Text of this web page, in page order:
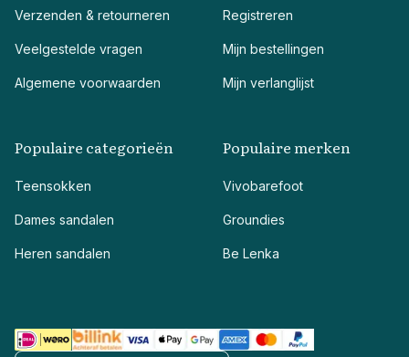
Verzenden & retourneren
Veelgestelde vragen
Algemene voorwaarden
Registreren
Mijn bestellingen
Mijn verlanglijst
Populaire categorieën
Teensokken
Dames sandalen
Heren sandalen
Populaire merken
Vivobarefoot
Groundies
Be Lenka